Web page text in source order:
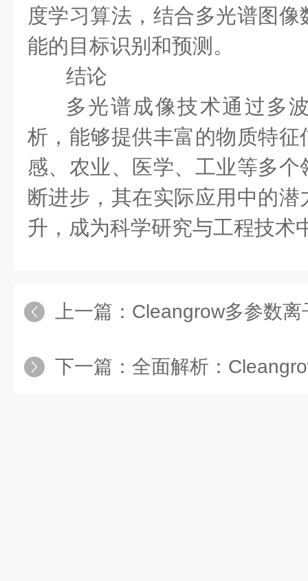
度学习算法，结合多光谱图
能的目标识别和预测。
结论
多光谱成像技术通过多
析，能够提供丰富的物质特
感、农业、医学、工业等多
断进步，其在实际应用中的
升，成为科学研究与工程技术
上一篇： Cleangrow多参数离子测定仪
下一篇： 全面解析：Cleangrow多参数离子测定